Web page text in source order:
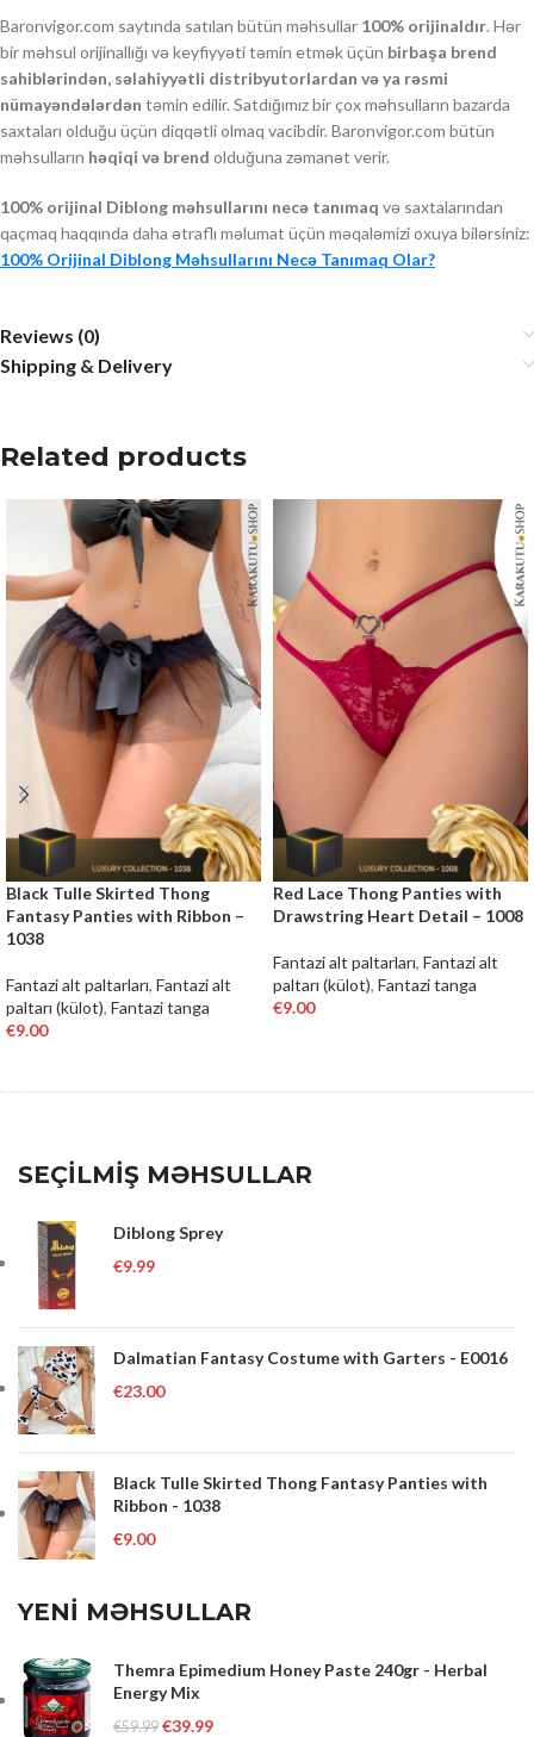
Baronvigor.com saytında satılan bütün məhsullar 100% orijinaldır. Hər
bir məhsul orijinallığı və keyfiyyəti təmin etmək üçün birbaşa brend
sahiblərindən, səlahiyyətli distribyutorlardan və ya rəsmi
nümayəndələrdən təmin edilir. Satdığımız bir çox məhsulların bazarda
saxtaları olduğu üçün diqqətli olmaq vacibdir. Baronvigor.com bütün
məhsulların həqiqi və brend olduğuna zəmanət verir.
100% orijinal Diblong məhsullarını necə tanımaq və saxtalarından
qaçmaq haqqında daha ətraflı məlumat üçün məqaləmizi oxuya bilərsiniz:
100% Orijinal Diblong Məhsullarını Necə Tanımaq Olar?
Reviews (0)
Shipping & Delivery
Related products
Black Tulle Skirted Thong
Fantasy Panties with Ribbon –
1038
Fantazi alt paltarları, Fantazi alt
paltarı (külot), Fantazi tanga
€9.00
Red Lace Thong Panties with
Drawstring Heart Detail – 1008
Fantazi alt paltarları, Fantazi alt
paltarı (külot), Fantazi tanga
€9.00
SEÇİLMİŞ MƏHSULLAR
Diblong Sprey
€9.99
Dalmatian Fantasy Costume with Garters - E0016
€23.00
Black Tulle Skirted Thong Fantasy Panties with
Ribbon - 1038
€9.00
YENİ MƏHSULLAR
Themra Epimedium Honey Paste 240gr - Herbal
Energy Mix
€59.99 €39.99